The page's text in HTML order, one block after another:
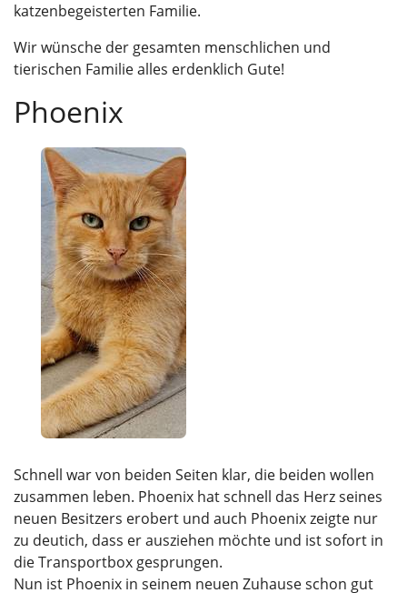
katzenbegeisterten Familie.
Wir wünsche der gesamten menschlichen und
tierischen Familie alles erdenklich Gute!
Phoenix
Schnell war von beiden Seiten klar, die beiden wollen
zusammen leben. Phoenix hat schnell das Herz seines
neuen Besitzers erobert und auch Phoenix zeigte nur
zu deutich, dass er ausziehen möchte und ist sofort in
die Transportbox gesprungen.
Nun ist Phoenix in seinem neuen Zuhause schon gut